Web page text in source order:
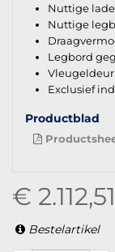
Nuttige
Nuttige
Legbord
Exclusief
Productblad
€ 2.112,51
Bestelartikel